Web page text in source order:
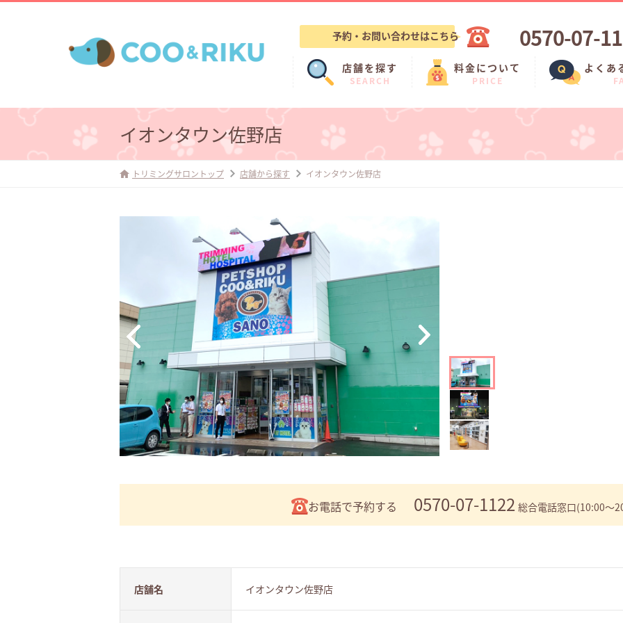
予約・お問い合わせはこちら 0570-07-
店舗を探す
SEARCH
料金について
PRICE
よくあ
イオンタウン佐野店
トリミングサロントップ 店舗から探す イオンタウン佐野店
お電話で予約する 0570-07-1122 総合電話窓口(10:00～
店舗名 イオンタウン佐野店